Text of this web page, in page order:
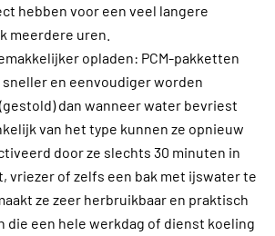
hebben voor een veel langere
meerdere uren.
opladen: PCM-pakketten
en eenvoudiger worden
dan wanneer water bevriest
van het type kunnen ze opnieuw
door ze slechts 30 minuten in
vriezer of zelfs een bak met ijswater te
ze zeer herbruikbaar en praktisch
die een hele werkdag of dienst koeling